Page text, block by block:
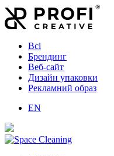
Всі
Брендинг
Веб-сайт
Дизайн упаковки
Рекламний образ
EN